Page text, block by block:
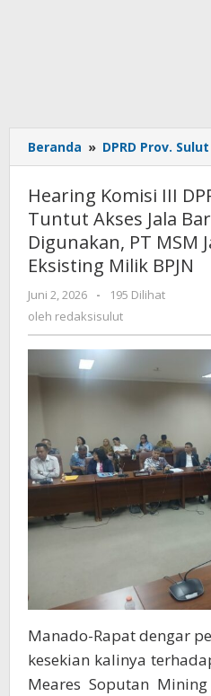
Beranda » DPRD Prov. Sulut
Hearing Komisi III
Tuntut Akses Jala
Digunakan, PT MSM
Eksisting Milik BPJN
Juni 2, 2026
oleh
redaksisulut
-
195 Dilihat
oleh redaksisulut
Manado-Rapat dengar
kesekian kalinya
Meares Soputan